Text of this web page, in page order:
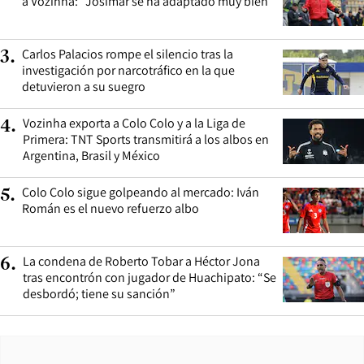
3. Carlos Palacios rompe el silencio tras la
investigación por narcotráfico en la que
detuvieron a su suegro
4. Vozinha exporta a Colo Colo y a la Liga de
Primera: TNT Sports transmitirá a los albos en
Argentina, Brasil y México
5. Colo Colo sigue golpeando al mercado: Iván
Román es el nuevo refuerzo albo
6. La condena de Roberto Tobar a Héctor Jona
tras encontrón con jugador de Huachipato: “Se
desbordó; tiene su sanción”